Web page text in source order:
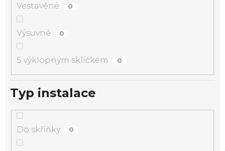
Vestavěné 0
Výsuvné 0
S výklopným sklíčkem 0
Typ instalace
Do skříňky 0